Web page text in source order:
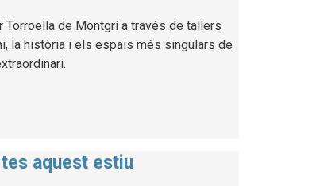
de Montgrí a través de tallers
la història i els espais més singulars de
aquest estiu